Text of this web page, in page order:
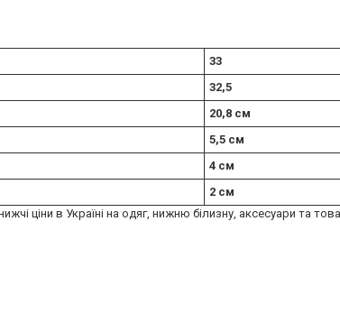
33
32,5
20,8 см
5,5 см
4 см
2 см
ціни в Україні на одяг, нижню білизну, аксесуари та